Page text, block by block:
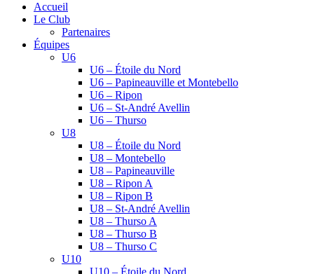
Accueil
Le Club
Partenaires
Équipes
U6
U6 – Étoile du Nord
U6 – Papineauville et Montebello
U6 – Ripon
U6 – St-André Avellin
U6 – Thurso
U8
U8 – Étoile du Nord
U8 – Montebello
U8 – Papineauville
U8 – Ripon A
U8 – Ripon B
U8 – St-André Avellin
U8 – Thurso A
U8 – Thurso B
U8 – Thurso C
U10
U10 – Étoile du Nord